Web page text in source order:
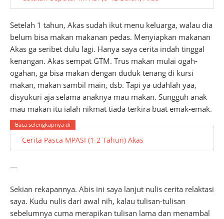
Setelah 1 tahun, Akas sudah ikut menu keluarga, walau dia
belum bisa makan makanan pedas. Menyiapkan makanan
Akas ga seribet dulu lagi. Hanya saya cerita indah tinggal
kenangan. Akas sempat GTM. Trus makan mulai ogah-
ogahan, ga bisa makan dengan duduk tenang di kursi
makan, makan sambil main, dsb. Tapi ya udahlah yaa,
disyukuri aja selama anaknya mau makan. Sungguh anak
mau makan itu ialah nikmat tiada terkira buat emak-emak.
Cerita Pasca MPASI (1-2 Tahun) Akas
—
Sekian rekapannya. Abis ini saya lanjut nulis cerita relaktasi
saya. Kudu nulis dari awal nih, kalau tulisan-tulisan
sebelumnya cuma merapikan tulisan lama dan menambal